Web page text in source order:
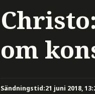
om
Sändningstid:21 juni 2018,